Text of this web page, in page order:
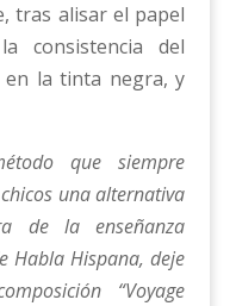
tras alisar el papel
consistencia del
en la tinta negra, y
que siempre
una alternativa
de la enseñanza
Habla Hispana, deje
“Voyage